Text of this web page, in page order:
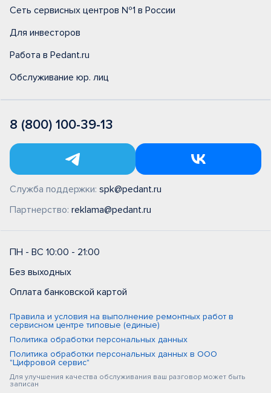
Сеть сервисных центров №1 в России
Для инвесторов
Работа в Pedant.ru
Обслуживание юр. лиц
8 (800) 100-39-13
Служба поддержки: spk@pedant.ru
Партнерство: reklama@pedant.ru
ПН - ВС 10:00 - 21:00
Без выходных
Оплата банковской картой
Правила и условия на выполнение ремонтных работ в
сервисном центре типовые (единые)
Политика обработки персональных данных
Политика обработки персональных данных в ООО
"Цифровой сервис"
Для улучшения качества обслуживания ваш разговор может быть
записан